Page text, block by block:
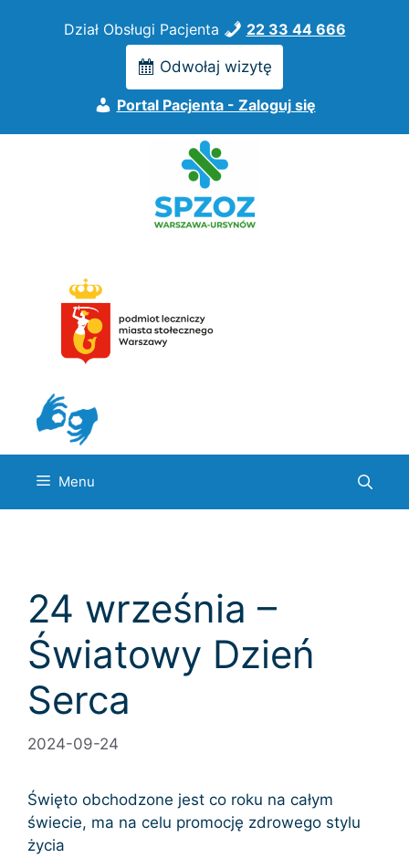
Dział Obsługi Pacjenta 22 33 44 666
Odwołaj wizytę
Portal Pacjenta - Zaloguj się
Menu
24 września –
Światowy Dzień
Serca
2024-09-24
Święto obchodzone jest co roku na całym
świecie, ma na celu promocję zdrowego stylu
życia